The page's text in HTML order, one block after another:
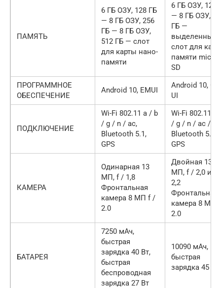
ПАМЯТЬ
6 ГБ ОЗУ, 128 ГБ
— 8 ГБ ОЗУ, 256
ГБ — 8 ГБ ОЗУ,
512 ГБ — слот
для карты нано-
памяти
6 ГБ ОЗУ, 128
— 8 ГБ ОЗУ,
ГБ —
выделенный
слот для
памяти micro
SD
ПРОГРАММНОЕ
ОБЕСПЕЧЕНИЕ
Android 10, EMUI
Android 10,
UI
ПОДКЛЮЧЕНИЕ
Wi-Fi 802.11 a / b
/ g / n / ac,
Bluetooth 5.1,
GPS
Wi-Fi 802.11 a
/ g / n / ac / ax,
Bluetooth 5.0,
GPS
КАМЕРА
Одинарная 13
МП, f / 1,8
Фронтальная
камера 8 МП f /
2.0
Двойная 13 +
МП, f / 2,0 и f /
2,2
Фронтальная
камера 8 МП
2.0
БАТАРЕЯ
7250 мАч,
быстрая
зарядка 40 Вт,
быстрая
беспроводная
зарядка 27 Вт
10090 мАч,
быстрая
зарядка 45 Вт